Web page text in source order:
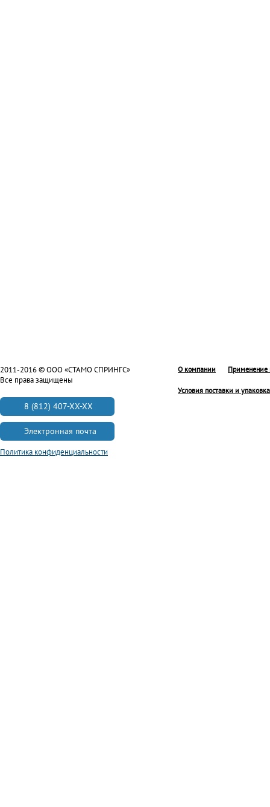
О компании Применение
Условия поставки и упаковка
2011-2016 © ООО «СТАМО СПРИНГС»
Все права защищены
8 (812) 407-XX-XX
Электронная почта
Политика конфиденциальности